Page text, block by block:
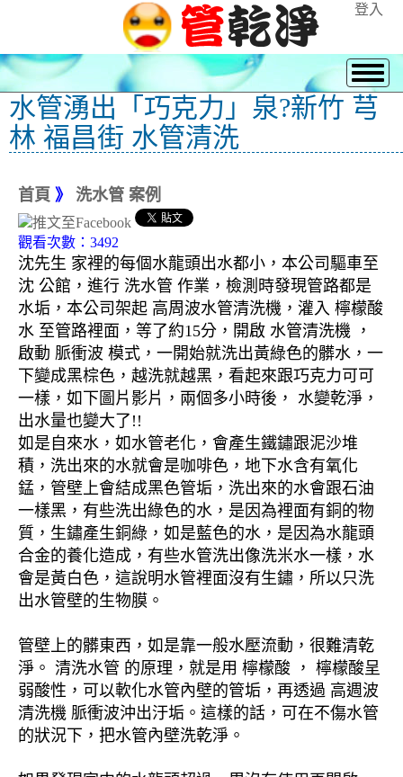
登入
水管湧出「巧克力」泉?新竹 芎
林 福昌街 水管清洗
首頁 》 洗水管 案例
觀看次數：3492
沈先生 家裡的每個水龍頭出水都小，本公司驅車至
沈 公館，進行 洗水管 作業，檢測時發現管路都是
水垢，本公司架起 高周波水管清洗機，灌入 檸檬酸
水 至管路裡面，等了約15分，開啟 水管清洗機 ，
啟動 脈衝波 模式，一開始就洗出黃綠色的髒水，一
下變成黑棕色，越洗就越黑，看起來跟巧克力可可
一樣，如下圖片影片，兩個多小時後， 水變乾淨，
出水量也變大了!!
如是自來水，如水管老化，會產生鐵鏽跟泥沙堆
積，洗出來的水就會是咖啡色，地下水含有氧化
錳，管壁上會結成黑色管垢，洗出來的水會跟石油
一樣黑，有些洗出綠色的水，是因為裡面有銅的物
質，生鏽產生銅綠，如是藍色的水，是因為水龍頭
合金的養化造成，有些水管洗出像洗米水一樣，水
會是黃白色，這說明水管裡面沒有生鏽，所以只洗
出水管壁的生物膜。
管壁上的髒東西，如是靠一般水壓流動，很難清乾
淨。 清洗水管 的原理，就是用 檸檬酸 ， 檸檬酸呈
弱酸性，可以軟化水管內壁的管垢，再透過 高週波
清洗機 脈衝波沖出汙垢。這樣的話，可在不傷水管
的狀況下，把水管內壁洗乾淨。